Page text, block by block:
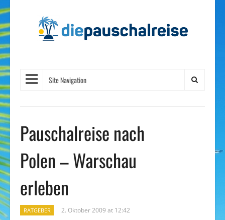
Site Navigation
Pauschalreise nach
Polen – Warschau
erleben
RATGEBER 2. Oktober 2009 at 12:42